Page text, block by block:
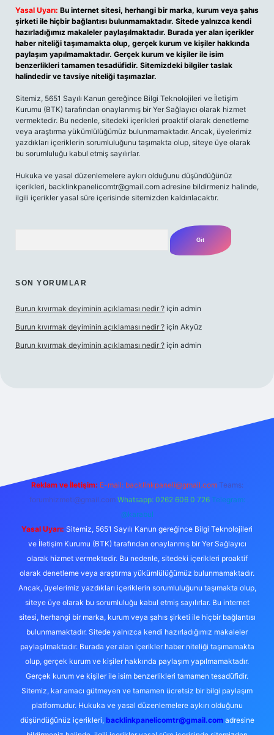
Yasal Uyarı: Bu internet sitesi, herhangi bir marka, kurum veya şahıs
şirketi ile hiçbir bağlantısı bulunmamaktadır. Sitede yalnızca kendi
hazırladığımız makaleler paylaşılmaktadır. Burada yer alan içerikler
haber niteliği taşımamakta olup, gerçek kurum ve kişiler hakkında
paylaşım yapılmamaktadır. Gerçek kurum ve kişiler ile isim
benzerlikleri tamamen tesadüfidir. Sitemizdeki bilgiler taslak
halindedir ve tavsiye niteliği taşımazlar.
Sitemiz, 5651 Sayılı Kanun gereğince Bilgi Teknolojileri ve İletişim
Kurumu (BTK) tarafından onaylanmış bir Yer Sağlayıcı olarak hizmet
vermektedir. Bu nedenle, sitedeki içerikleri proaktif olarak denetleme
veya araştırma yükümlülüğümüz bulunmamaktadır. Ancak, üyelerimiz
yazdıkları içeriklerin sorumluluğunu taşımakta olup, siteye üye olarak
bu sorumluluğu kabul etmiş sayılırlar.
Hukuka ve yasal düzenlemelere aykırı olduğunu düşündüğünüz
içerikleri, backlinkpanelicomtr@gmail.com adresine bildirmeniz halinde,
ilgili içerikler yasal süre içerisinde sitemizden kaldırılacaktır.
SON YORUMLAR
Burun kıvırmak deyiminin açıklaması nedir ? için admin
Burun kıvırmak deyiminin açıklaması nedir ? için Akyüz
Burun kıvırmak deyiminin açıklaması nedir ? için admin
Reklam ve İletişim: E-mail: backlinkpaneli@gmail.com Teams:
forumhizmeti@gmail.com Whatsapp: 0262 606 0 726 Telegram:
@karabul
Yasal Uyarı: Sitemiz, 5651 Sayılı Kanun gereğince Bilgi Teknolojileri
ve İletişim Kurumu (BTK) tarafından onaylanmış bir Yer Sağlayıcı
olarak hizmet vermektedir. Bu nedenle, sitedeki içerikleri proaktif
olarak denetleme veya araştırma yükümlülüğümüz bulunmamaktadır.
Ancak, üyelerimiz yazdıkları içeriklerin sorumluluğunu taşımakta olup,
siteye üye olarak bu sorumluluğu kabul etmiş sayılırlar. Bu internet
sitesi, herhangi bir marka, kurum veya şahıs şirketi ile hiçbir bağlantısı
bulunmamaktadır. Sitede yalnızca kendi hazırladığımız makaleler
paylaşılmaktadır. Burada yer alan içerikler haber niteliği taşımamakta
olup, gerçek kurum ve kişiler hakkında paylaşım yapılmamaktadır.
Gerçek kurum ve kişiler ile isim benzerlikleri tamamen tesadüfidir.
Sitemiz, kar amacı gütmeyen ve tamamen ücretsiz bir bilgi paylaşım
platformudur. Hukuka ve yasal düzenlemelere aykırı olduğunu
düşündüğünüz içerikleri, backlinkpanelicomtr@gmail.comadresine